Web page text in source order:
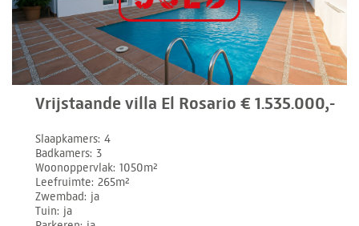
Vrijstaande villa El Rosario € 1.535.000,-
Slaapkamers 4
Badkamers 3
Woonoppervlak 1050m²
Leefruimte 265m²
Zwembad ja
Tuin ja